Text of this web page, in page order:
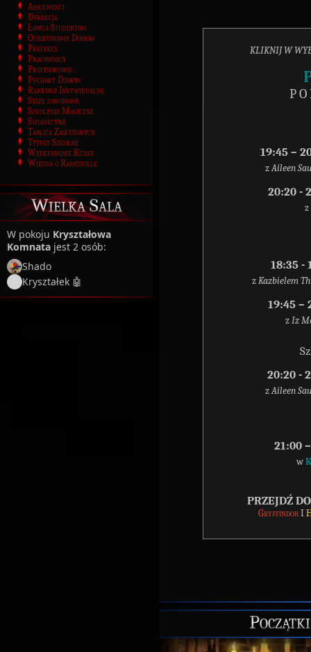
Absolwenci
Dyrekcja
Łowca Studentów
Opiekunowie Domów
Prefekci
Pracownicy
Profesorowie
Puchary Domów
Rankingi Indywidualne
Staże zawodowe
Szkolenie Magiczne
Świadectwa
Tablica Zasłużonych
Tytuły Szkolne
Weekendowe Kursy
Wiedza o Ramesville
Wielka Sala
W pokoju Kryształowa
Komnata jest 2 osób:
Shado
Kryształek 🤖
KLIKNIJ W
P
19:45 –
z Aileen
20:20 -
z
18:35 -
z Kazbielem
19:45 –
z Iz
20:20 -
zAileen
21:00
w
PRZEJDŹ
Gryffindor I